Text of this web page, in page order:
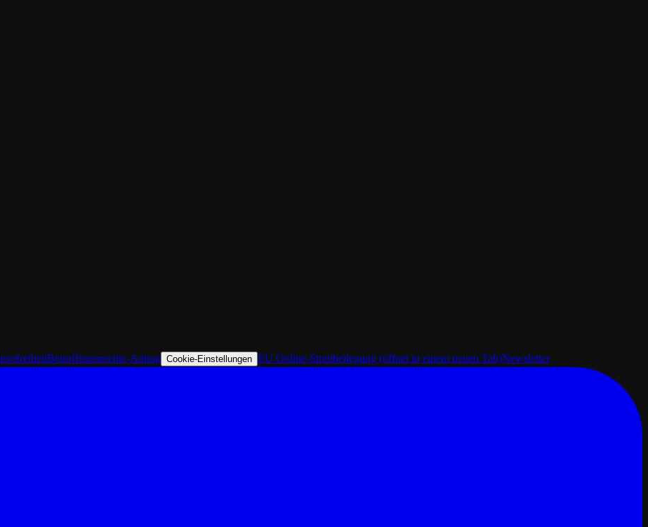
Betroffenenrechte-Antrag Cookie-Einstellungen EU Online-Streitbeilegung (öffnet in einem neuen Tab)Newsletter